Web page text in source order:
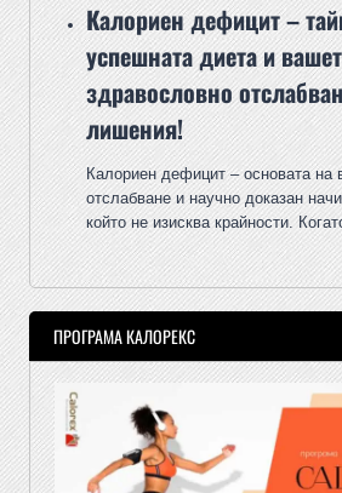
Калориен дефицит –
успешната диета и
здравословно
лишения!
Калориен дефицит – основата на
отслабване и научно доказан
който не изисква крайности.
ПРОГРАМА КАЛОРЕКС